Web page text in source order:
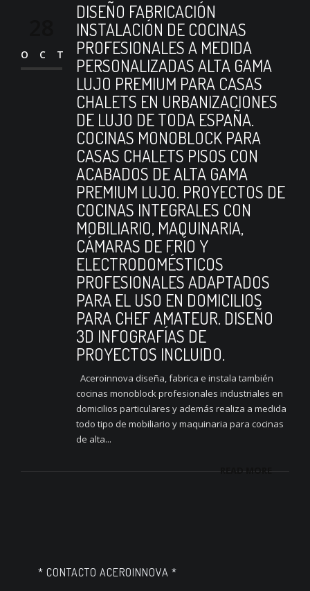
OCT
DISEÑO FABRICACIÓN
INSTALACIÓN DE COCINAS
PROFESIONALES A MEDIDA
PERSONALIZADAS ALTA GAMA
LUJO PREMIUM PARA CASAS
CHALETS EN URBANIZACIONES
DE LUJO DE TODA ESPAÑA.
COCINAS MONOBLOCK PARA
CASAS CHALETS PISOS CON
ACABADOS DE ALTA GAMA
PREMIUM LUJO. PROYECTOS DE
COCINAS INTEGRALES CON
MOBILIARIO, MAQUINARIA,
CÁMARAS DE FRÍO Y
ELECTRODOMÉSTICOS
PROFESIONALES ADAPTADOS
PARA EL USO EN DOMICILIOS
PARA CHEF AMATEUR. DISEÑO
3D INFOGRAFÍAS DE
PROYECTOS INCLUIDO.
Aceroinnova diseña, fabrica e instala también
cocinas monoblock profesionales industriales en
domicilios particulares y además realiza a medida
todo tipo de mobiliario y maquinaria para cocinas
de alta...
READ MORE
* CONTACTO ACEROINNOVA *